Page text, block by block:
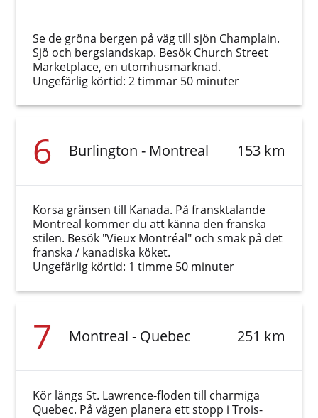
Se de gröna bergen på väg till sjön Champlain.
Sjö och bergslandskap. Besök Church Street
Marketplace, en utomhusmarknad.
Ungefärlig körtid: 2 timmar 50 minuter
6 Burlington - Montreal 153 km
Korsa gränsen till Kanada. På fransktalande
Montreal kommer du att känna den franska
stilen. Besök "Vieux Montréal" och smak på det
franska / kanadiska köket.
Ungefärlig körtid: 1 timme 50 minuter
7 Montreal - Quebec 251 km
Kör längs St. Lawrence-floden till charmiga
Quebec. På vägen planera ett stopp i Trois-